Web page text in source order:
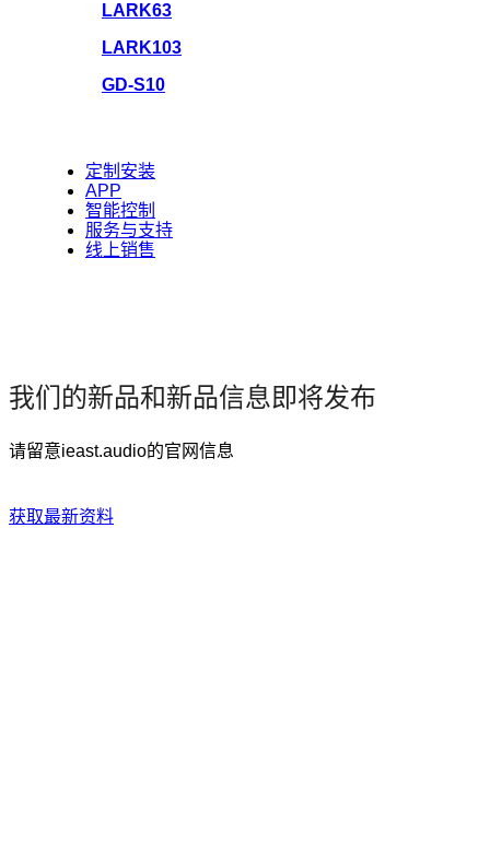
LARK63
LARK103
GD-S10
定制安装
APP
智能控制
服务与支持
线上销售
我们的新品和新品信息即将发布
请留意ieast.audio的官网信息
获取最新资料